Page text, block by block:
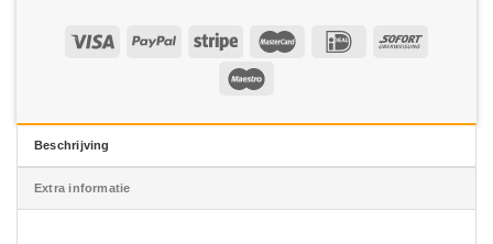
Beschrijving
Extra informatie